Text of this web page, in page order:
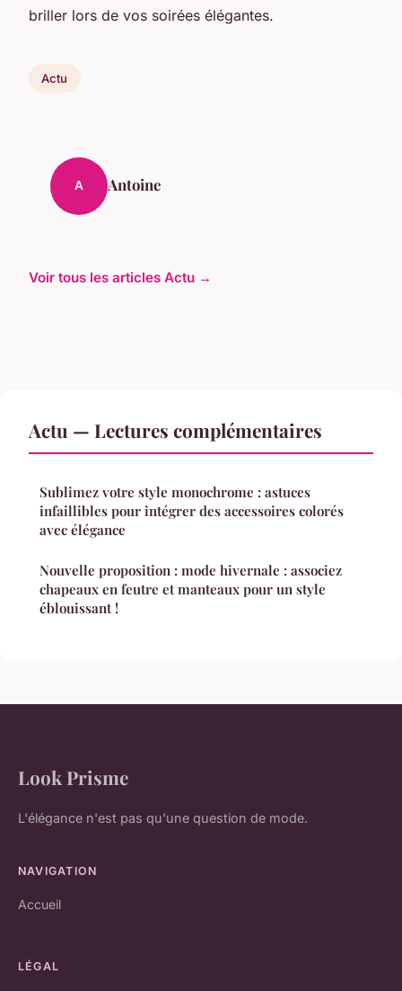
briller lors de vos soirées élégantes.
Actu
A Antoine
Voir tous les articles Actu →
Actu — Lectures complémentaires
Sublimez votre style monochrome : astuces
infaillibles pour intégrer des accessoires colorés
avec élégance
Nouvelle proposition : mode hivernale : associez
chapeaux en feutre et manteaux pour un style
éblouissant !
Look Prisme
L'élégance n'est pas qu'une question de mode.
NAVIGATION
Accueil
LÉGAL